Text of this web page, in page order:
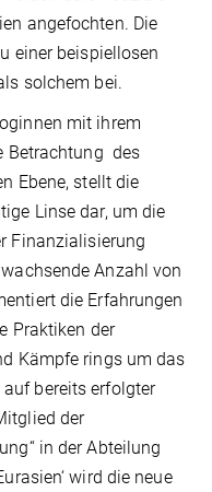
angefochten. Die
einer beispiellosen
solchem bei.
mit ihrem
Betrachtung des
Ebene, stellt die
Linse dar, um die
Finanzialisierung
Anzahl von
die Erfahrungen
Praktiken der
Kämpfe rings um das
bereits erfolgter
der
in der Abteilung
wird die neue